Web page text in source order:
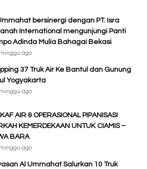
bersinergi dengan PT. Isra
International mengunjungi Panti
Adinda Mulia Bahagai Bekasi
ago
37 Truk Air Ke Bantul dan Gunung
Yogyakarta
ago
AIR & OPERASIONAL PIPANISASI
KEMERDEKAAN UNTUK CIAMIS –
BARA
ago
Al Ummahat Salurkan 10 Truk